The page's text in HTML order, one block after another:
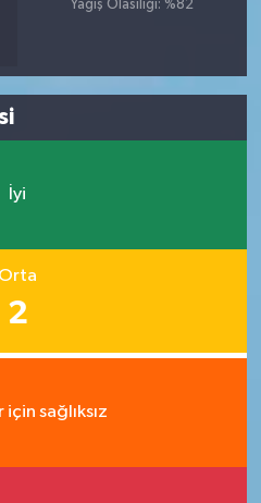
Yağış Olasılığı: %82
İyi
Orta
2
için sağlıksız